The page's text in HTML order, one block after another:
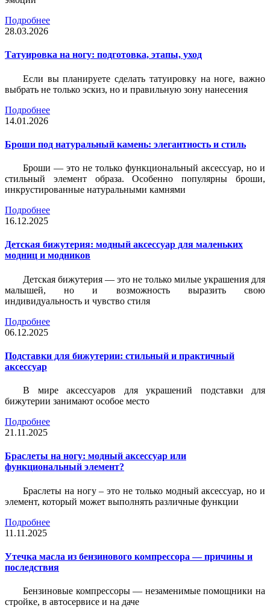
Подробнее
28.03.2026
Татуировка на ногу: подготовка, этапы, уход
Если вы планируете сделать татуировку на ноге, важно
выбрать не только эскиз, но и правильную зону нанесения
Подробнее
14.01.2026
Броши под натуральный камень: элегантность и стиль
Броши — это не только функциональный аксессуар, но и
стильный элемент образа. Особенно популярны броши,
инкрустированные натуральными камнями
Подробнее
16.12.2025
Детская бижутерия: модный аксессуар для маленьких
модниц и модников
Детская бижутерия — это не только милые украшения для
малышей, но и возможность выразить свою
индивидуальность и чувство стиля
Подробнее
06.12.2025
Подставки для бижутерии: стильный и практичный
аксессуар
В мире аксессуаров для украшений подставки для
бижутерии занимают особое место
Подробнее
21.11.2025
Браслеты на ногу: модный аксессуар или
функциональный элемент?
Браслеты на ногу – это не только модный аксессуар, но и
элемент, который может выполнять различные функции
Подробнее
11.11.2025
Утечка масла из бензинового компрессора — причины и
последствия
Бензиновые компрессоры — незаменимые помощники на
стройке, в автосервисе и на даче